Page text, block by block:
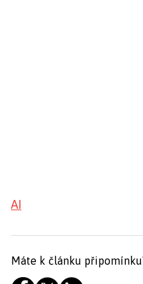
AI
Máte k článku